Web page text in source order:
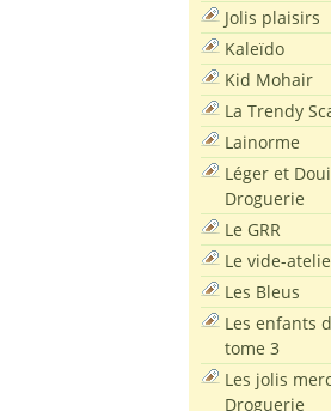
Jolis plaisirs
Kaleïdo
Kid Mohair
La Trendy
Lainorme
Léger et
Droguerie
Le GRR
Le vide-
Les Bleus
Les enfants
tome 3
Les jolis
Droguerie